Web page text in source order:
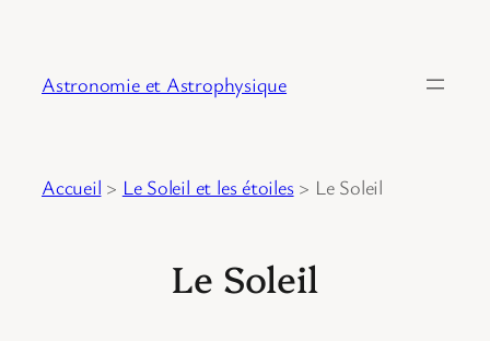
Astronomie et Astrophysique
Accueil > Le Soleil et les étoiles> Le Soleil
Le Soleil